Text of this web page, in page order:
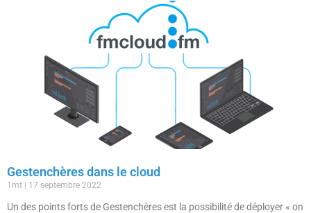
Gestenchères dans le cloud
1mt 17 septembre 2022
Un des points forts de Gestenchères est la possibilité de déployer « on